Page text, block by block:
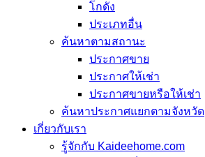
โกดัง
ประเภทอื่น
ค้นหาตามสถานะ
ประกาศขาย
ประกาศให้เช่า
ประกาศขายหรือให้เช่า
ค้นหาประกาศแยกตามจังหวัด
เกี่ยวกับเรา
รู้จักกับ Kaideehome.com